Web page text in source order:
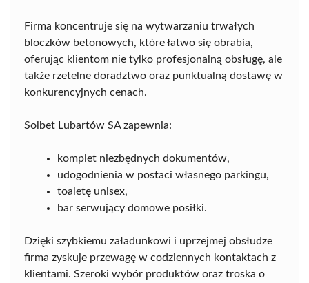
Firma koncentruje się na wytwarzaniu trwałych
bloczków betonowych, które łatwo się obrabia,
oferując klientom nie tylko profesjonalną obsługę, ale
także rzetelne doradztwo oraz punktualną dostawę w
konkurencyjnych cenach.
Solbet Lubartów SA zapewnia:
komplet niezbędnych dokumentów,
udogodnienia w postaci własnego parkingu,
toaletę unisex,
bar serwujący domowe posiłki.
Dzięki szybkiemu załadunkowi i uprzejmej obsłudze
firma zyskuje przewagę w codziennych kontaktach z
klientami. Szeroki wybór produktów oraz troska o